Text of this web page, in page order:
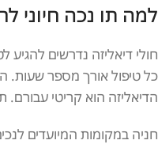
למה תו נכה חיוני
חולי דיאליזה נדרשים
כל טיפול אורך מספר שעות.
הדיאליזה הוא קריטי
חניה במקומות המיועדים